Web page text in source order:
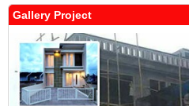
Gallery Project